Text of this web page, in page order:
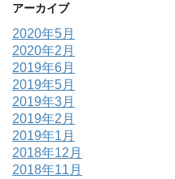
アーカイブ
2020年5月
2020年2月
2019年6月
2019年5月
2019年3月
2019年2月
2019年1月
2018年12月
2018年11月